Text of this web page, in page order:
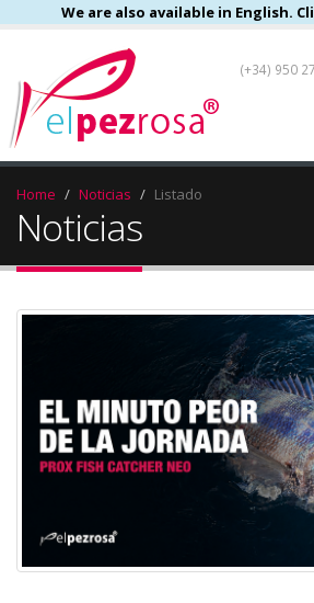
We are also available in English.
(+34) 950
Home Noticias Listado
Noticias